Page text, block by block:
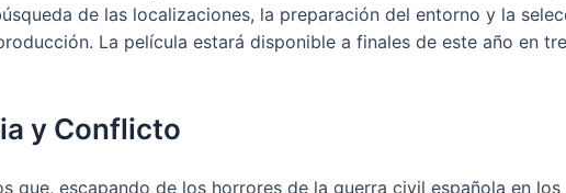
de las localizaciones, la preparación del entorno y la
La película estará disponible a finales de este año en
y Conflicto
que, escapando de los horrores de la guerra civil española en